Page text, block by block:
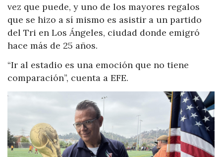
vez que puede, y uno de los mayores regalos
que se hizo a sí mismo es asistir a un partido
del Tri en Los Ángeles, ciudad donde emigró
hace más de 25 años.
“Ir al estadio es una emoción que no tiene
comparación”, cuenta a EFE.